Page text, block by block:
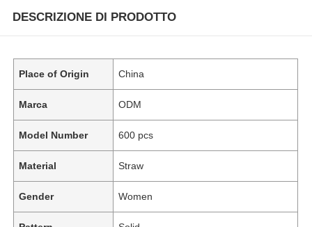
DESCRIZIONE DI PRODOTTO
Place of Origin China
Marca ODM
Model Number 600 pcs
Material Straw
Gender Women